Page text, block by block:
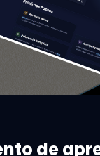
de